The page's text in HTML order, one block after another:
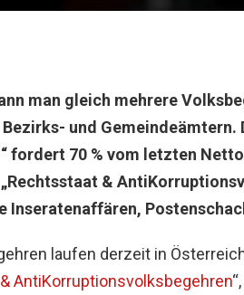
man gleich mehrere
und Gemeindeämtern.
fordert 70 % vom letzten
&
Inseratenaffären,
laufen derzeit in
AntiKorruptionsvolksbegehren